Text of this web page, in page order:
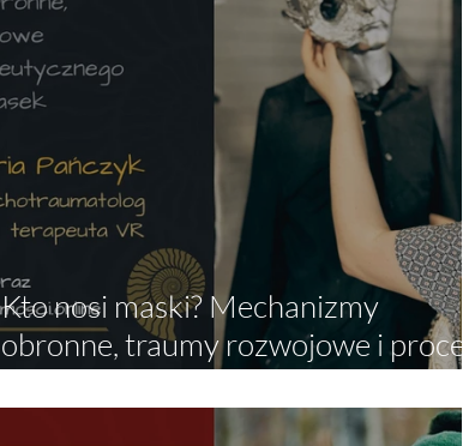
Kto nosi maski? Mechanizmy
obronne, traumy rozwojowe i proces